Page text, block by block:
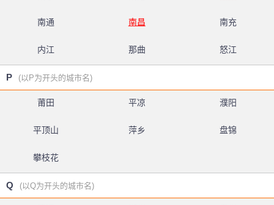
南通 南昌 南充
内江 那曲 怒江
P (以P为开头的城市名)
莆田 平凉 濮阳
平顶山 萍乡 盘锦
攀枝花
Q (以Q为开头的城市名)